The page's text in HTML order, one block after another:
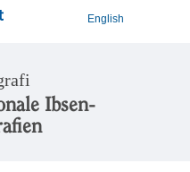
English
Ibsen-